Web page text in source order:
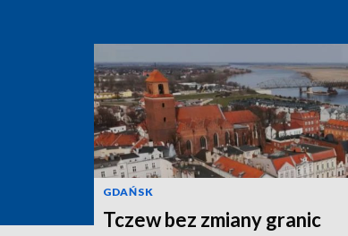
GDAŃSK
Tczew bez zmiany granic